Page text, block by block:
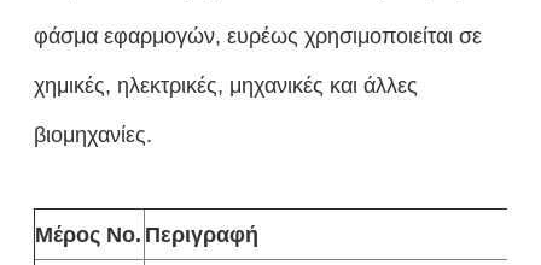
φάσμα εφαρμογών, ευρέως χρησιμοποιείται σε
χημικές, ηλεκτρικές, μηχανικές και άλλες
βιομηχανίες.
Μέρος Νο. Περιγραφή